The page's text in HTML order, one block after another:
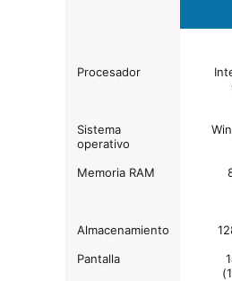
Procesador
Sistema
operativo
Memoria RAM
Almacenamiento
Pantalla